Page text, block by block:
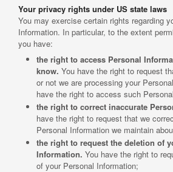
Your privacy rights under US state laws
You may exercise certain rights regarding
Information. In particular, to the extent
you have:
the right to access Personal
know. You have the right to request
or not we are processing your
have the right to access such
the right to correct inaccurate
have the right to request that we
Personal Information we maintain
the right to request the deletion of
Information. You have the right to
of your Personal Information;